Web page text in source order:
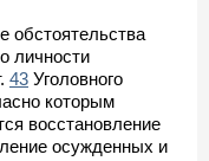
обстоятельства
личности
43 Уголовного
которым
восстановление
осужденных и